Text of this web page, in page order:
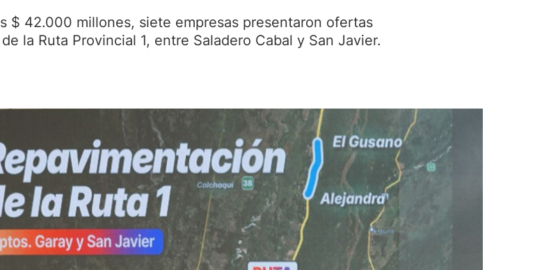
$ 42.000 millones, siete empresas presentaron ofertas
la Ruta Provincial 1, entre Saladero Cabal y San Javier.